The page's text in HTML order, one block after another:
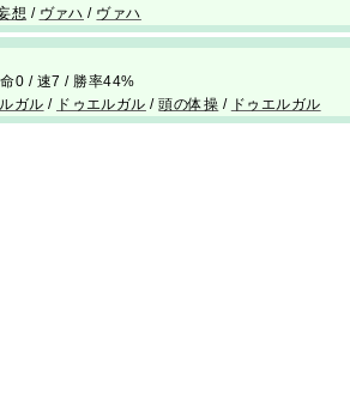
想 / ヴァハ / ヴァハ
0 / 速7 / 勝率44%
ガル / ドゥエルガル /頭の体操 / ドゥエルガル